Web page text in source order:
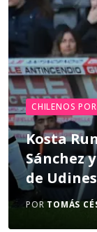
CHILENOS
Kosta
Sánchez
de
PORTOMÁS